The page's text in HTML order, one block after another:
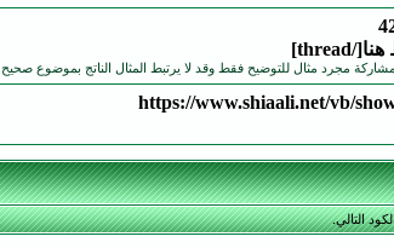
مجرد مثال للتوضيح فقط وقد لا يرتبط المثال الناتج بموضوع صحيح
https://www.shiaali.net/vb/
التالي.